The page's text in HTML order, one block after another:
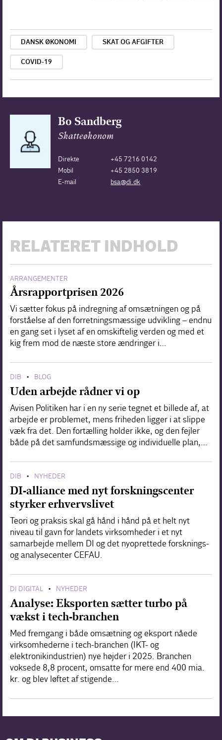
DANSK ØKONOMI SKAT OG AFGIFTER
COVID-19
Bo Sandberg
Skatteøkonom
Direkte
+45 7216 0142
Mobil
+45 2850 3819
E-mail
bsa@di.dk
RELATERET INDHOLD
ARRANGEMENTER
Årsrapportprisen 2026
Vi sætter fokus på indregning af omsætningen og på
forståelse af den forretningsmæssige udvikling – endnu
en gang set i lyset af en omskiftelig verden og med et
kig frem mod de næste store ændringer i…
DIB • BLOG
Uden arbejde rådner vi op
Avisen Politiken har i en ny serie tegnet et billede af, at
arbejde er problemet, mens friheden ligger i at slippe
væk fra det. Den fortælling holder ikke, og den fejler
både på det samfundsmæssige og individuelle plan,…
DIB • NYHEDER
DI-alliance med nyt forskningscenter
styrker erhvervslivet
Teori og praksis skal gå hånd i hånd på et helt nyt
niveau til gavn for landets virksomheder i et nyt
samarbejde mellem DI og det nyoprettede forsknings-
og analysecenter CEFAU.
DI DIGITAL • NYHEDER
Analyse: Eksporten sætter turbo på
vækst i tech-branchen
Med fremgang i både omsætning og eksport nåede
virksomhederne i tech-branchen (IKT- og
elektronikindustrien) nye højder i 2025. Branchen
voksede 8,8 procent, omsatte for mere end 400 mia.
kr. og blev løftet af stigende…